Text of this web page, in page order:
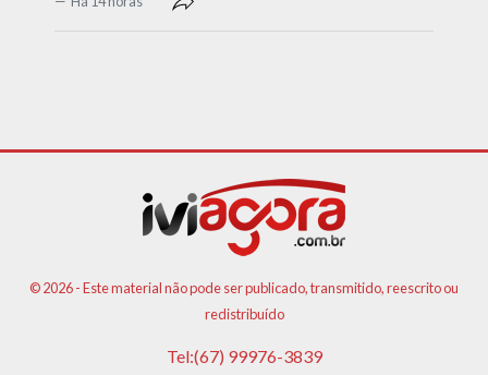
© 2026 - Este material não pode ser publicado, transmitido, reescrito ou
redistribuído
Tel:(67) 99976-3839